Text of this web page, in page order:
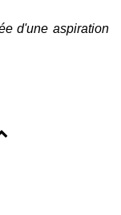
d'une aspiration